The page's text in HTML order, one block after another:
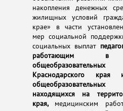
накопления денежных
жилищных условий
крае» в части
мер социальной
социальных выплат
работающим в
Краснодарского края
находящихся на
края, медицинским